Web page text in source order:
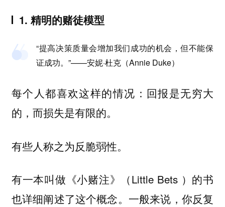
1. 精明的赌徒模型
“提高决策质量会增加我们成功的机会，但不能保
证成功。”——安妮·杜克（Annie Duke）
每个人都喜欢这样的情况：回报是无穷大
的，而损失是有限的。
有些人称之为反脆弱性。
有一本叫做《小赌注》（Little Bets ）的书
也详细阐述了这个概念。一般来说，你反复